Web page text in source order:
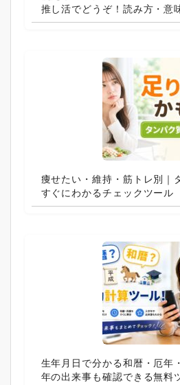
推し活でどうぞ！読み方・意
痩せたい・維持・筋トレ別｜
すぐにわかるチェックツール
生年月日で分かる和暦・厄年
年の出来事も確認できる無料